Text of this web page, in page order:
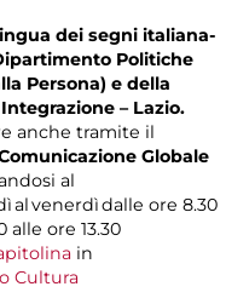
dei segni italiana-
Politiche
Persona) e della
– Lazio.
anche tramite il
Globale
al
al venerdì dalle ore 8.30
alle ore 13.30
in
Cultura